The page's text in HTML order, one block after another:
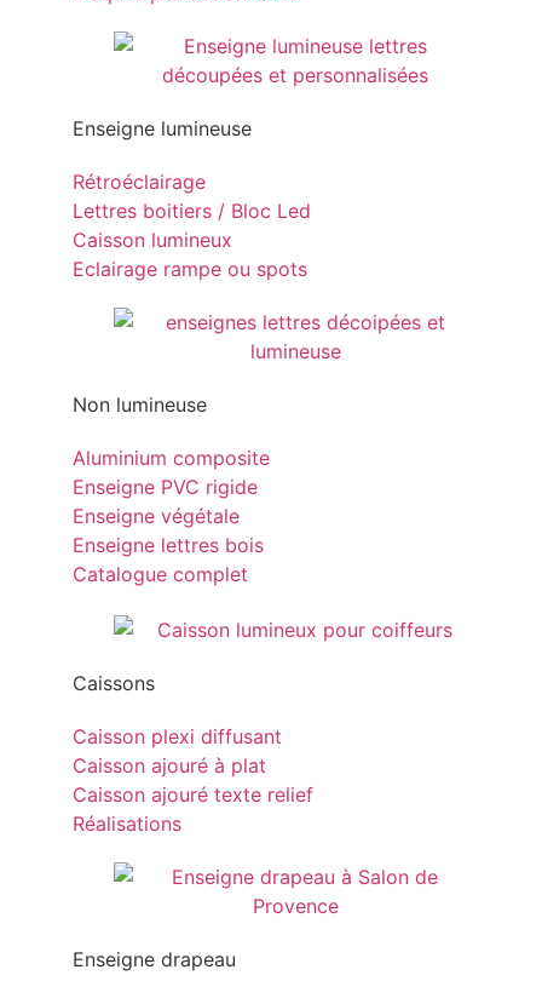
Enseigne lumineuse
Rétroéclairage
Lettres boitiers / Bloc Led
Caisson lumineux
Eclairage rampe ou spots
Non lumineuse
Aluminium composite
Enseigne PVC rigide
Enseigne végétale
Enseigne lettres bois
Catalogue complet
Caissons
Caisson plexi diffusant
Caisson ajouré à plat
Caisson ajouré texte relief
Réalisations
Enseigne drapeau